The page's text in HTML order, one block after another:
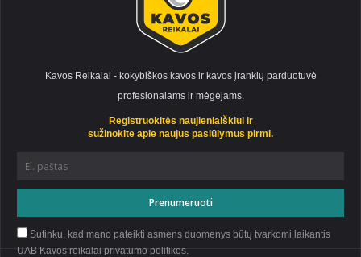
Kavos Reikalai - kokybiškos kavos ir kavos įrankių parduotuvė
profesionalams ir mėgėjams.
Registruokitės naujienlaiškiui ir
sužinokite apie naujus pasiūlymus pirmi.
Sutinku, kad mano pateikti asmens duomenys būtų tvarkomi laikantis
UAB Kavos reikalai privatumo politikos.